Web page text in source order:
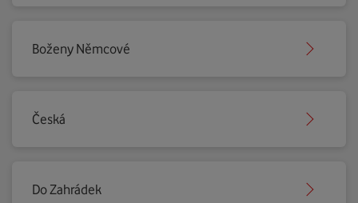
Boženy Němcové
Česká
Do Zahrádek